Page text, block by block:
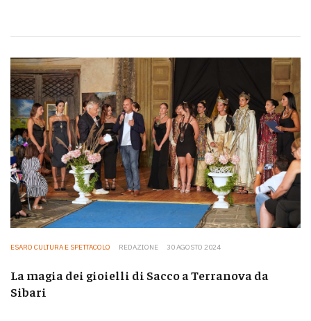
ESARO CULTURA E SPETTACOLO REDAZIONE 30 AGOSTO 2024
La magia dei gioielli di Sacco a Terranova da
Sibari